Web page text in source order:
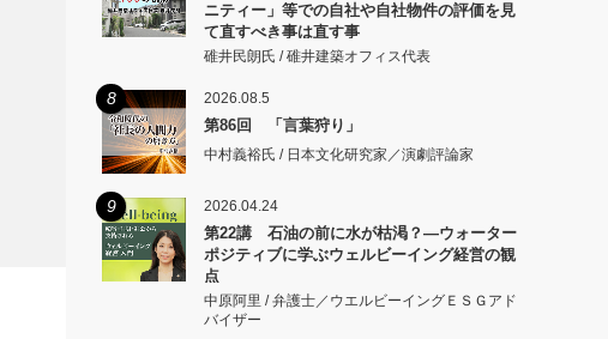
ニティー」等での自社や自社物件の評価を見
て直すべき事は直す事
碓井民朗氏 / 碓井建築オフィス代表
8 2026.08.5
第86回 「言葉狩り」
中村義裕氏 / 日本文化研究家／演劇評論家
9 2026.04.24
第22講 石油の前に水が枯渇？―ウォーター
ポジティブに学ぶウェルビーイング経営の観
点
中原阿里 / 弁護士／ウエルビーイングＥＳＧアド
バイザー